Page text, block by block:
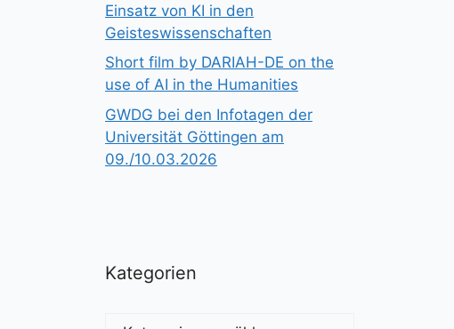
Einsatz von KI in den
Geisteswissenschaften
Short film by DARIAH-DE on the
use of AI in the Humanities
GWDG bei den Infotagen der
Universität Göttingen am
09./10.03.2026
Kategorien
Kategorien